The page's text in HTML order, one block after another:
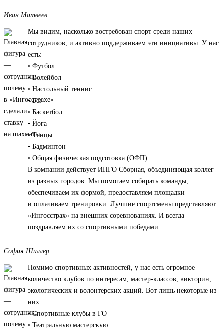
Иван Матвеев:
Мы видим, насколько востребован спорт среди наших
сотрудников, и активно поддерживаем эти инициативы. У нас
есть:
• Футбол
• Волейбол
• Настольный теннис
• Бег
• Баскетбол
• Йога
• Танцы
• Бадминтон
• Общая физическая подготовка (ОФП)
В компании действует ИНГО Сборная, объединяющая коллег
из разных городов. Мы помогаем собирать команды,
обеспечиваем их формой, предоставляем площадки
и оплачиваем тренировки. Лучшие спортсмены представляют
«Ингосстрах» на внешних соревнованиях. И всегда
поздравляем их со спортивными победами.
София Шиллер:
Помимо спортивных активностей, у нас есть огромное
количество клубов по интересам, мастер-классов, викторин,
экологических и волонтерских акций. Вот лишь некоторые из
них:
• Спортивные клубы в ГО
• Театральную мастерскую